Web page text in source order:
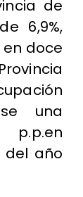
de
6,9%,
en doce
una
del año